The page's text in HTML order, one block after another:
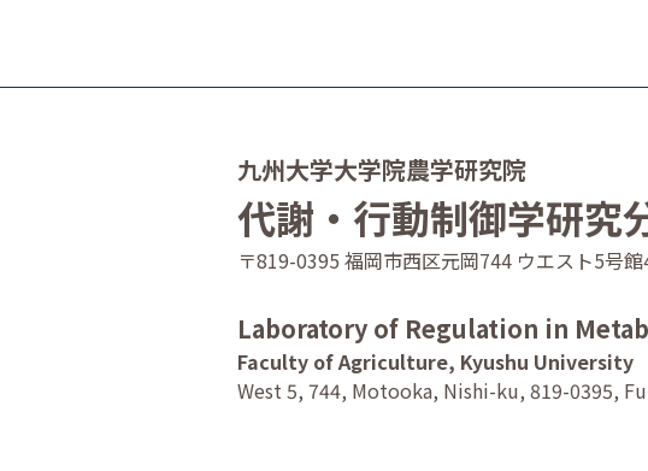
九州大学大学院農学研究院
代謝・行動制御学研究
〒819-0395 福岡市西区元岡744 ウエスト5号
Laboratory of Regulation in
Faculty of Agriculture, Kyushu University
West 5, 744, Motooka, Nishi-ku, 819-0395,